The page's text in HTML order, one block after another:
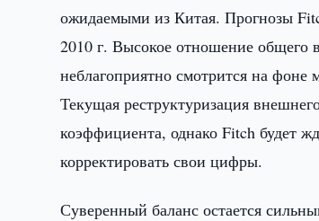
ожидаемыми из Китая. Прогнозы
2010 г. Высокое отношение общего
неблагоприятно смотрится на фоне
Текущая реструктуризация
коэффициента, однако Fitch будет
корректировать свои цифры.
Суверенный баланс остается